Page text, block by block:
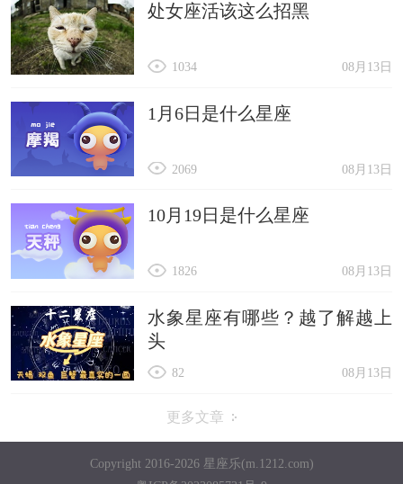
处女座活该这么招黑
08月13日
1034
1月6日是什么星座
08月13日
2069
10月19日是什么星座
08月13日
1826
水象星座有哪些？越了解越上
头
08月13日
82
更多文章
Copyright 2016-2026 星座乐(m.1212.com)